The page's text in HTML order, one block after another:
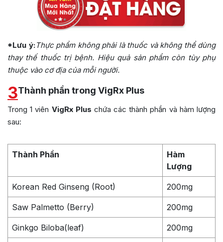
*Lưu ý:Thực phẩm không phải là thuốc và không thể dùng
thay thế thuốc trị bệnh. Hiệu quả sản phẩm còn tùy phụ
thuộc vào cơ địa của mỗi người.
3Thành phần trong VigRx Plus
Trong 1 viên VigRx Plus chứa các thành phần và hàm lượng
sau:
Thành Phần
Hàm
Lượng
Korean Red Ginseng (Root) 200mg
Saw Palmetto (Berry) 200mg
Ginkgo Biloba(leaf) 200mg